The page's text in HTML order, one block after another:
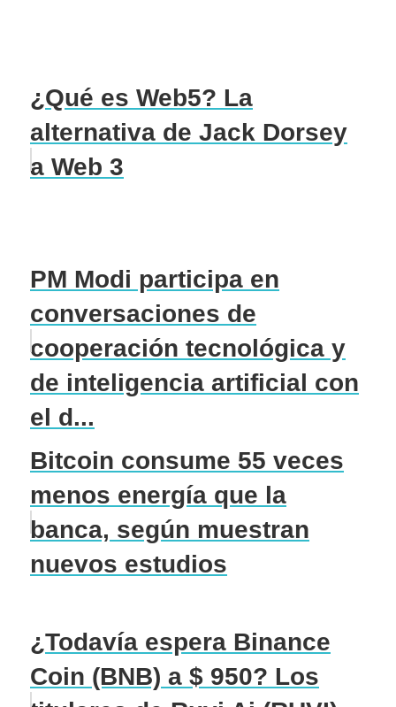
¿Qué es Web5? La
alternativa de Jack Dorsey
a Web 3
PM Modi participa en
conversaciones de
cooperación tecnológica y
de inteligencia artificial con
el d...
Bitcoin consume 55 veces
menos energía que la
banca, según muestran
nuevos estudios
¿Todavía espera Binance
Coin (BNB) a $ 950? Los